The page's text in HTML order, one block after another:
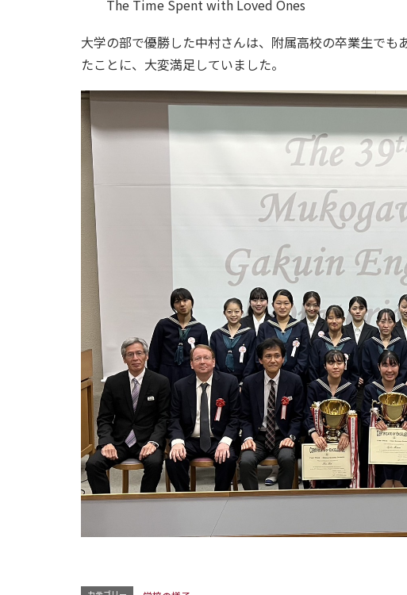
The Time Spent with Loved Ones
大学の部で優勝した中村さんは、附属高校の卒業生でも
たことに、大変満足していました。